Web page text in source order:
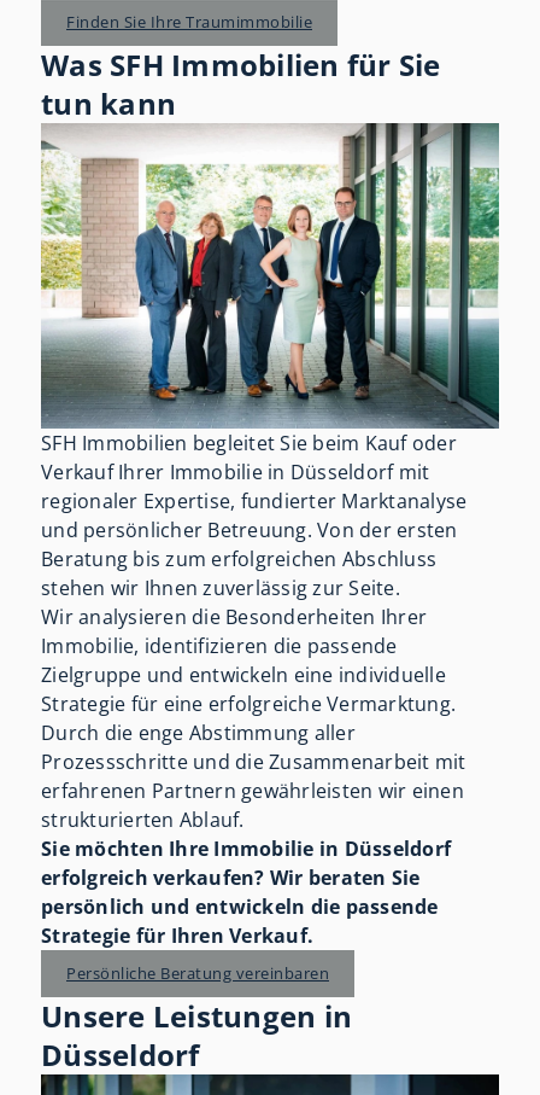
Finden Sie Ihre Traumimmobilie
Was SFH Immobilien für Sie
tun kann
SFH Immobilien begleitet Sie beim Kauf oder
Verkauf Ihrer Immobilie in Düsseldorf mit
regionaler Expertise, fundierter Marktanalyse
und persönlicher Betreuung. Von der ersten
Beratung bis zum erfolgreichen Abschluss
stehen wir Ihnen zuverlässig zur Seite.
Wir analysieren die Besonderheiten Ihrer
Immobilie, identifizieren die passende
Zielgruppe und entwickeln eine individuelle
Strategie für eine erfolgreiche Vermarktung.
Durch die enge Abstimmung aller
Prozessschritte und die Zusammenarbeit mit
erfahrenen Partnern gewährleisten wir einen
strukturierten Ablauf.
Sie möchten Ihre Immobilie in Düsseldorf
erfolgreich verkaufen? Wir beraten Sie
persönlich und entwickeln die passende
Strategie für Ihren Verkauf.
Persönliche Beratung vereinbaren
Unsere Leistungen in
Düsseldorf